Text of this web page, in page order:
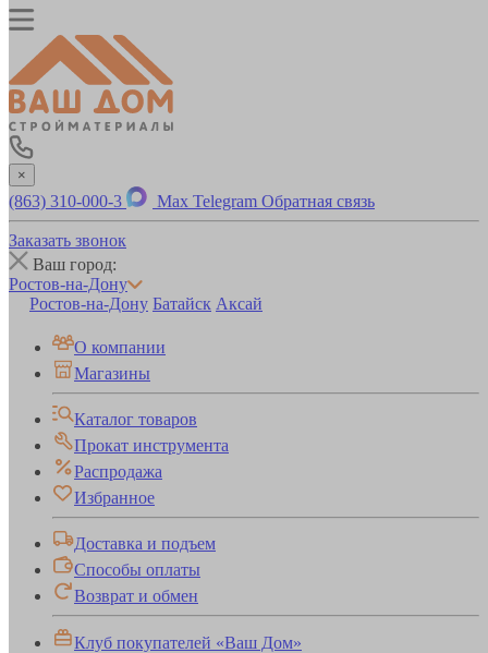
×
(863) 310-000-3 Max Telegram Обратная связь
Заказать звонок
Ваш город:
Ростов-на-Дону
Ростов-на-Дону Батайск Аксай
О компании
Магазины
Каталог товаров
Прокат инструмента
Распродажа
Избранное
Доставка и подъем
Способы оплаты
Возврат и обмен
Клуб покупателей «Ваш Дом»